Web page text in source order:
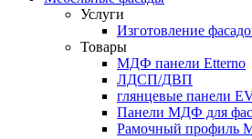
Услуги
Изготовление
Товары
МДФ панели Etterno
ЛДСП/ДВП
глянцевые панели
Панели МДФ для
Рамочный профиль